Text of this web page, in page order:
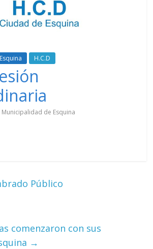
H.C.D
Municipalidad de Esquina
Público
comenzaron con sus
→